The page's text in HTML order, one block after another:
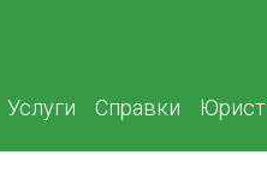
Услуги Справки Юрист